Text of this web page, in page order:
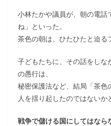
小林たかや議員が、朝の電
ね」といった。
茶色の朝は、ひたひたと迫る
子どもたちに、その話をしな
の愚行は、
秘密保護法など、結局「茶色
人を揺り起したのではないか
戦争で儲ける国にしてはなら